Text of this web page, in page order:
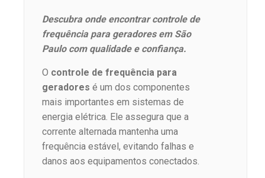
Descubra onde encontrar controle de
frequência para geradores em São
Paulo com qualidade e confiança.
O controle de frequência para
geradores é um dos componentes
mais importantes em sistemas de
energia elétrica. Ele assegura que a
corrente alternada mantenha uma
frequência estável, evitando falhas e
danos aos equipamentos conectados.